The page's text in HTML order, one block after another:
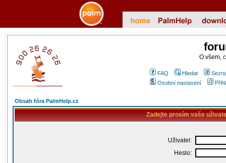
O všem,
FAQ Hledat
Osobní nastavení
Obsah fóra PalmHelp.cz
Zadejte prosím vaše
Uživatel:
Heslo: